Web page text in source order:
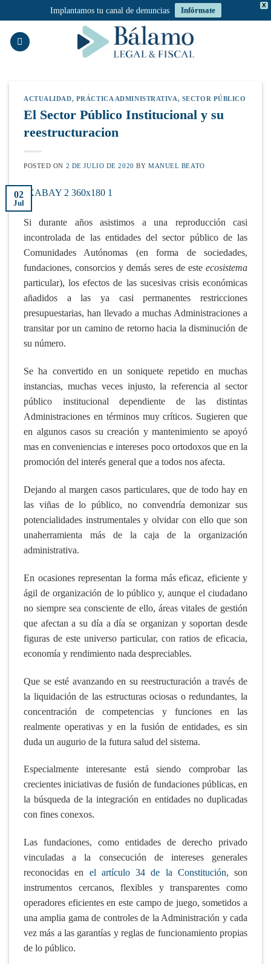
X
Implantamos tu canal de denuncias Infórmate
ACTUALIDAD, PRÁCTICA ADMINISTRATIVA, SECTOR PÚBLICO
El Sector Público Institucional y su
reestructuracion
POSTED ON 2 DE JULIO DE 2020 BY MANUEL BEATO
02
Jul
Si durante años asistimos a una reproducción casi
incontrolada de las entidades del sector público de las
Comunidades Autónomas (en forma de sociedades,
fundaciones, consorcios y demás seres de este ecosistema
particular), los efectos de las sucesivas crisis económicas
añadidos a las ya casi permanentes restricciones
presupuestarias, han llevado a muchas Administraciones a
transitar por un camino de retorno hacia la disminución de
su número.
Se ha convertido en un soniquete repetido en muchas
instancias, muchas veces injusto, la referencia al sector
público institucional dependiente de las distintas
Administraciones en términos muy críticos. Sugieren que
en algunos casos su creación y mantenimiento se apoyó
mas en conveniencias e intereses poco ortodoxos que en la
promoción del interés general que a todos nos afecta.
Dejando al margen casos particulares, que de todo hay en
las viñas de lo público, no convendría demonizar sus
potencialidades instrumentales y olvidar con ello que son
unaherramienta más de la caja de la organización
administrativa.
En ocasiones representan la forma más eficaz, eficiente y
ágil de organización de lo público y, aunque el ciudadano
no siempre sea consciente de ello, áreas vitales de gestión
que afectan a su día a día se organizan y soportan desde
figuras de este universo particular, con ratios de eficacia,
economía y rendimiento nada despreciables.
Que se esté avanzando en su reestructuración a través de
la liquidación de las estructuras ociosas o redundantes, la
concentración de competencias y funciones en las
realmente operativas y en la fusión de entidades, es sin
duda un augurio de la futura salud del sistema.
Especialmente interesante está siendo comprobar las
crecientes iniciativas de fusión de fundaciones públicas, en
la búsqueda de la integración en entidades no duplicadas
con fines conexos.
Las fundaciones, como entidades de derecho privado
vinculadas a la consecución de intereses generales
reconocidas en el artículo 34 de la Constitución, son
instrumentos cercanos, flexibles y transparentes como
operadores eficientes en este campo de juego, sometidos a
una amplia gama de controles de la Administración y cada
vez más a las garantías y reglas de funcionamiento propias
de lo público.